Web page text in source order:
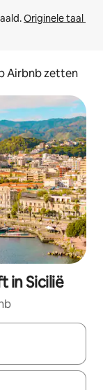
Originele taal
Airbnb zetten
in Sicilië
je een keuze